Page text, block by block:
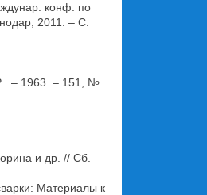
конф. по
2011. – С.
. – 1963. – 151, №
и др. // Сб.
Материалы к